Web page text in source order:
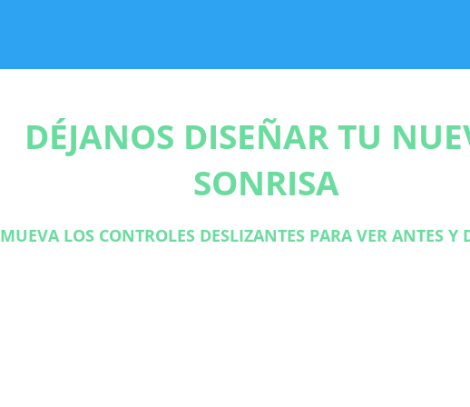
DÉJANOS DISEÑAR TU
SONRISA
MUEVA LOS CONTROLES DESLIZANTES PARA VER ANTES Y